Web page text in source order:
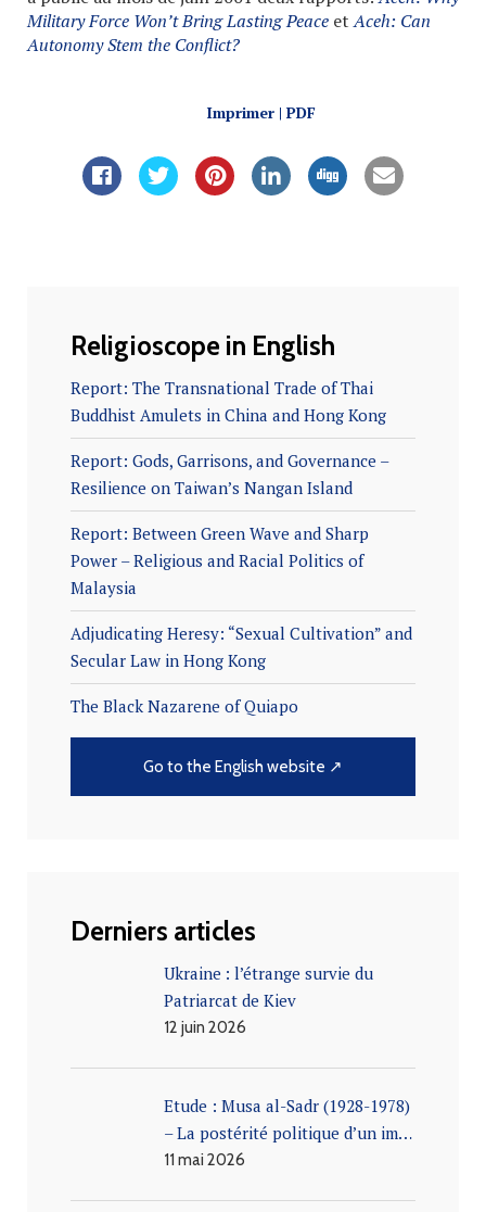
Military Force Won’t Bring Lasting Peace etAceh: Can
Autonomy Stem the Conflict?
Imprimer | PDF
Religioscope in English
Report: The Transnational Trade of Thai
Buddhist Amulets in China and Hong Kong
Report: Gods, Garrisons, and Governance –
Resilience on Taiwan’s Nangan Island
Report: Between Green Wave and Sharp
Power – Religious and Racial Politics of
Malaysia
Adjudicating Heresy: “Sexual Cultivation” and
Secular Law in Hong Kong
The Black Nazarene of Quiapo
Go to the English website ↗
Derniers articles
Ukraine : l’étrange survie du
Patriarcat de Kiev
12 juin 2026
Etude : Musa al-Sadr (1928-1978)
– La postérité politique d’un im…
11 mai 2026